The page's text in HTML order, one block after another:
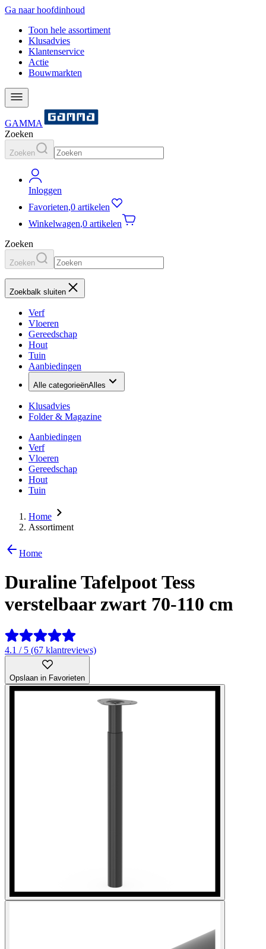
Ga naar hoofdinhoud
Toon hele assortiment
Klusadvies
Klantenservice
Actie
Bouwmarkten
GAMMA
Zoeken
Zoeken
Inloggen
Favorieten,0 artikelen
Winkelwagen,0 artikelen
Zoeken
Zoeken
Zoekbalk sluiten
Verf
Vloeren
Gereedschap
Hout
Tuin
Aanbiedingen
Alle categorieënAlles
Klusadvies
Folder & Magazine
Aanbiedingen
Verf
Vloeren
Gereedschap
Hout
Tuin
Home
Assortiment
Home
Duraline Tafelpoot Tess
verstelbaar zwart 70-110 cm
4.1 / 5 (67 klantreviews)
Opslaan in Favorieten